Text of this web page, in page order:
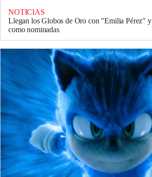
NOTICIAS
Llegan los Globos de Oro con "Emilia Pérez"
como nominadas